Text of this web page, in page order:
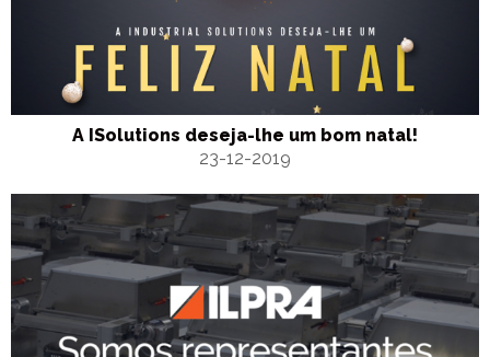
A ISolutions deseja-lhe um bom natal!
23-12-2019